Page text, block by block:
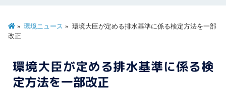
環境ニュース
環境大臣が定める排水基準に係る検定方法を一部
改正
環境大臣が定める排水基準に係る検
定方法を一部改正